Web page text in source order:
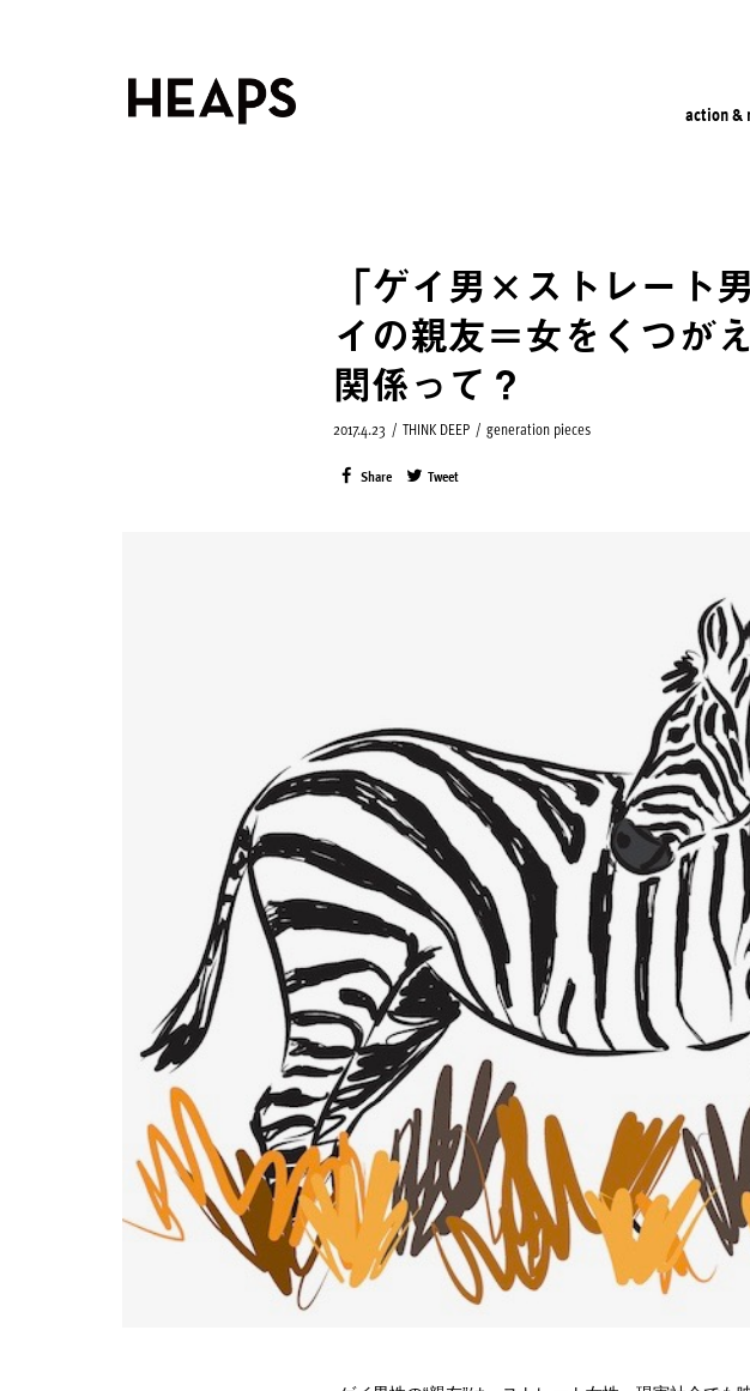
action &
「ゲイ男×ストレート
イの親友＝女をくつが
関係って？
2017.4.23 / THINK DEEP / generation pieces
Share Tweet